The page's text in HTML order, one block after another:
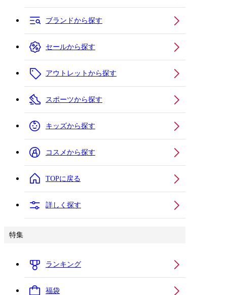
ブランドから探す
セールから探す
アウトレットから探す
スポーツから探す
キッズから探す
コスメから探す
TOPに戻る
詳しく探す
特集
ランキング
福袋